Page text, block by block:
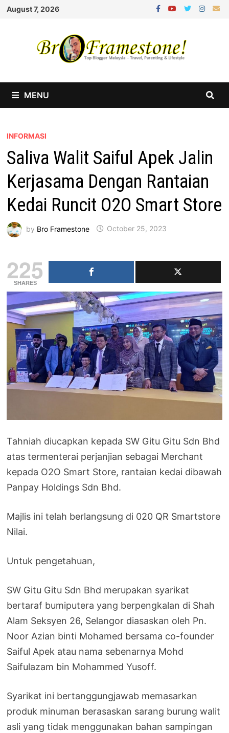
Skip
August 7, 2026
MENU
INFORMASI
Saliva Walit Saiful Apek Jalin
Kerjasama Dengan Rantaian
Kedai Runcit O2O Smart Store
by Bro Framestone October 25, 2023
225
SHARES
Tahniah diucapkan kepada SW Gitu Gitu Sdn Bhd
atas termenterai perjanjian sebagai Merchant
kepada O2O Smart Store, rantaian kedai dibawah
Panpay Holdings Sdn Bhd.
Majlis ini telah berlangsung di 020 QR Smartstore
Nilai.
Untuk pengetahuan,
SW Gitu Gitu Sdn Bhd merupakan syarikat
bertaraf bumiputera yang berpengkalan di Shah
Alam Seksyen 26, Selangor diasaskan oleh Pn.
Noor Azian binti Mohamed bersama co-founder
Saiful Apek atau nama sebenarnya Mohd
Saifulazam bin Mohammed Yusoff.
Syarikat ini bertanggungjawab memasarkan
produk minuman berasaskan sarang burung walit
asli yang tidak menggunakan bahan sampingan